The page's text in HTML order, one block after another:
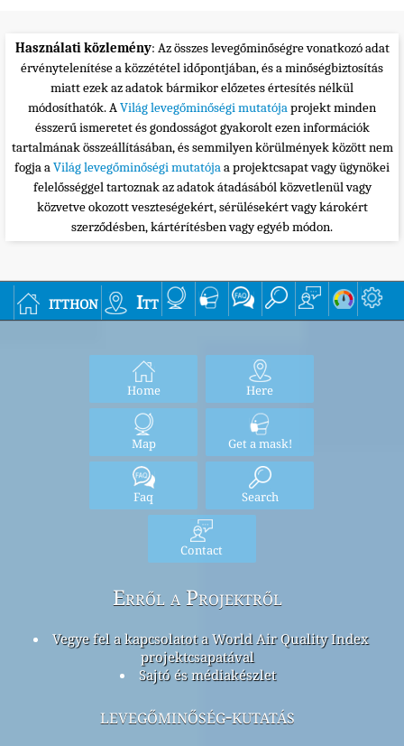
Használati közlemény: Az összes levegőminőségre vonatkozó adat
érvénytelenítése a közzététel időpontjában, és a minőségbiztosítás
miatt ezek az adatok bármikor előzetes értesítés nélkül
módosíthatók. AVilág levegőminőségi mutatójaprojekt minden
ésszerű ismeretet és gondosságot gyakorolt ezen információk
tartalmának összeállításában, és semmilyen körülmények között nem
fogja aVilág levegőminőségi mutatójaa projektcsapat vagy ügynökei
felelősséggel tartoznak az adatok átadásából közvetlenül vagy
közvetve okozott veszteségekért, sérülésekért vagy károkért
szerződésben, kártérítésben vagy egyéb módon.
itthon Itt
Home Here
Map Get a mask!
Faq Search
Contact
Erről a Projektről
Vegye fel a kapcsolatot a World Air Quality Index
projektcsapatával
Sajtó és médiakészlet
levegőminőség-kutatás